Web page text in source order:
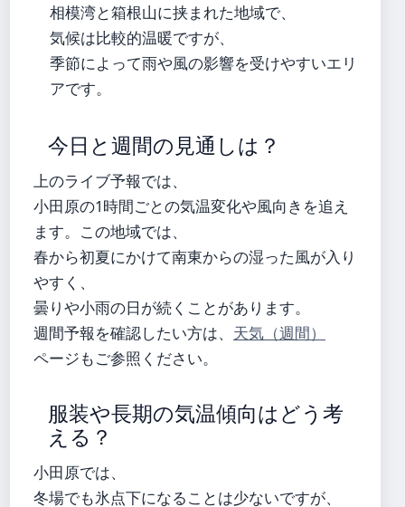
相模湾と箱根山に挟まれた地域で、
気候は比較的温暖ですが、
季節によって雨や風の影響を受けやすいエリ
アです。
今日と週間の見通しは？
上のライブ予報では、
小田原の1時間ごとの気温変化や風向きを追え
ます。この地域では、
春から初夏にかけて南東からの湿った風が入り
やすく、
曇りや小雨の日が続くことがあります。
週間予報を確認したい方は、 天気（週間）
ページもご参照ください。
服装や長期の気温傾向はどう考
える？
小田原では、
冬場でも氷点下になることは少ないですが、